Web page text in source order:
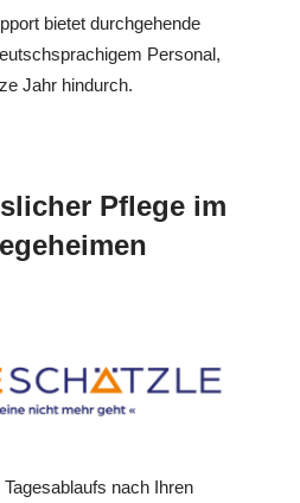
bietet durchgehende
Personal,
Jahr hindurch.
Pflege im
nach Ihren